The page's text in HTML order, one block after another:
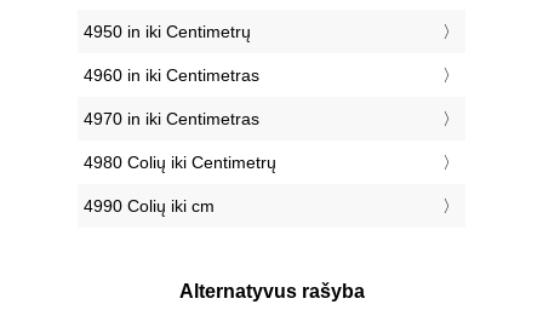
4950 in iki Centimetrų
4960 in iki Centimetras
4970 in iki Centimetras
4980 Colių iki Centimetrų
4990 Colių iki cm
Alternatyvus rašyba